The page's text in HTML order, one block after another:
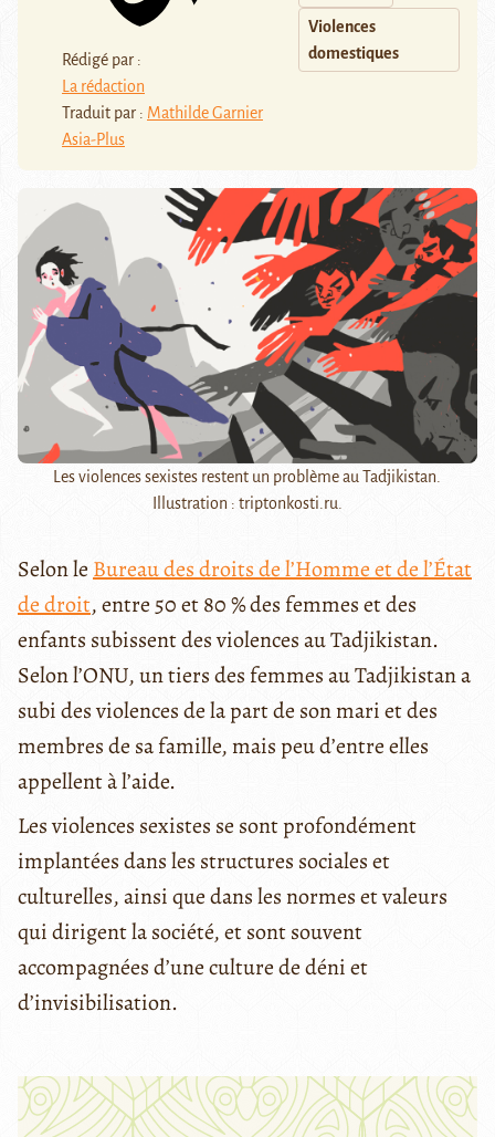
Rédigé par :
La rédaction
Traduit par : Mathilde Garnier
Asia-Plus
Violences
domestiques
Les violences sexistes restent un problème au Tadjikistan.
Illustration : triptonkosti.ru.
Selon le Bureau des droits de l’Homme et de l’État
de droit, entre 50 et 80 % des femmes et des
enfants subissent des violences au Tadjikistan.
Selon l’ONU, un tiers des femmes au Tadjikistan a
subi des violences de la part de son mari et des
membres de sa famille, mais peu d’entre elles
appellent à l’aide.
Les violences sexistes se sont profondément
implantées dans les structures sociales et
culturelles, ainsi que dans les normes et valeurs
qui dirigent la société, et sont souvent
accompagnées d’une culture de déni et
d’invisibilisation.